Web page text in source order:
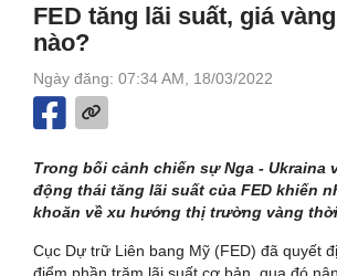
FED tăng lãi suất, giá
nào?
Ngày đăng: 07:34 AM, 18/03/2022
Trong bối cảnh chiến sự Nga - Ukraina
động thái tăng lãi suất của FED khiến
khoăn về xu hướng thị trường vàng
Cục Dự trữ Liên bang Mỹ (FED) đã quyết